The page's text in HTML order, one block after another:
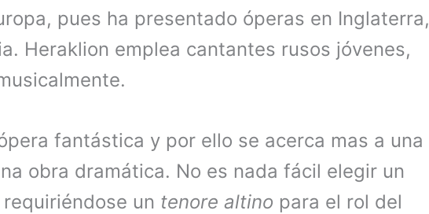
pues ha presentado óperas en Inglaterra,
Heraklion emplea cantantes rusos jóvenes,
fantástica y por ello se acerca mas a una
obra dramática. No es nada fácil elegir un
un tenore altino para el rol del